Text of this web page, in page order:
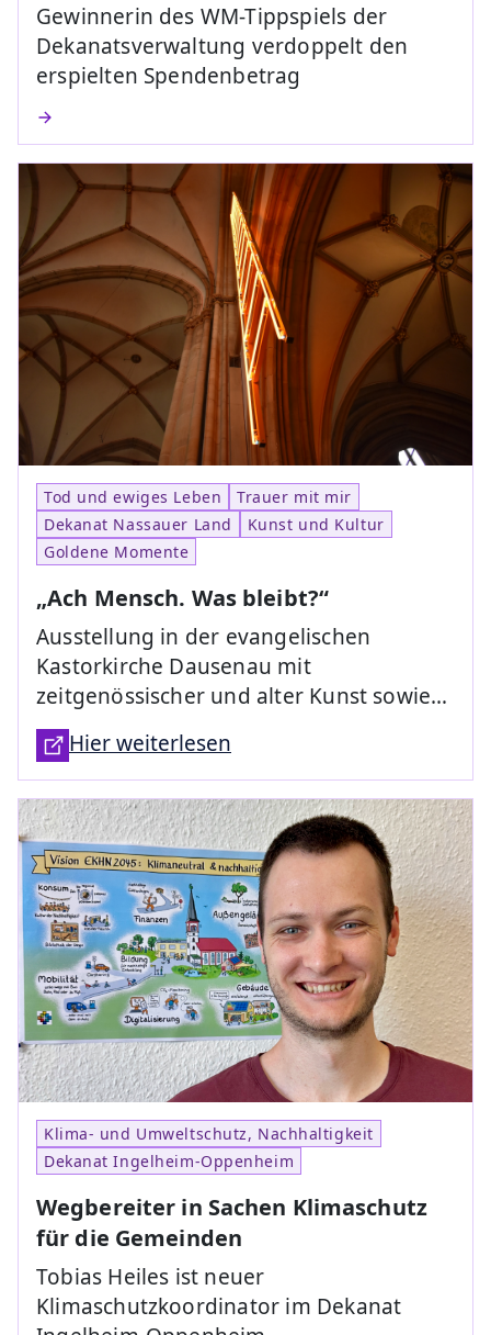
Gewinnerin des WM-Tippspiels der
Dekanatsverwaltung verdoppelt den
erspielten Spendenbetrag
Tod und ewiges Leben
Trauer mit mir
Dekanat Nassauer Land
Kunst und Kultur
Goldene Momente
„Ach Mensch. Was bleibt?“
Ausstellung in der evangelischen
Kastorkirche Dausenau mit
zeitgenössischer und alter Kunst sowie…
Hier weiterlesen
Klima- und Umweltschutz, Nachhaltigkeit
Dekanat Ingelheim-Oppenheim
Wegbereiter in Sachen Klimaschutz
für die Gemeinden
Tobias Heiles ist neuer
Klimaschutzkoordinator im Dekanat